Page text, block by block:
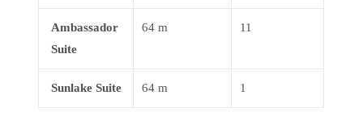
Ambassador
Suite
64 m 11
Sunlake Suite 64 m 1